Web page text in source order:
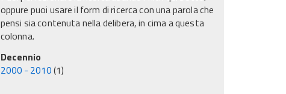
oppure puoi usare il form di ricerca con una parola che
pensi sia contenuta nella delibera, in cima a questa
colonna.
Decennio
2000 - 2010(1)